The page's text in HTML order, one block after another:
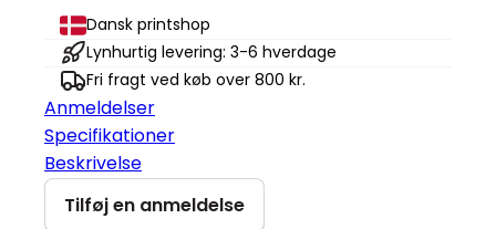
ho
ho
ho
Stella
Serena
antal
Dansk printshop
Lynhurtig levering: 3-6 hverdage
Fri fragt ved køb over 800 kr.
Anmeldelser
Specifikationer
Beskrivelse
Tilføj en anmeldelse